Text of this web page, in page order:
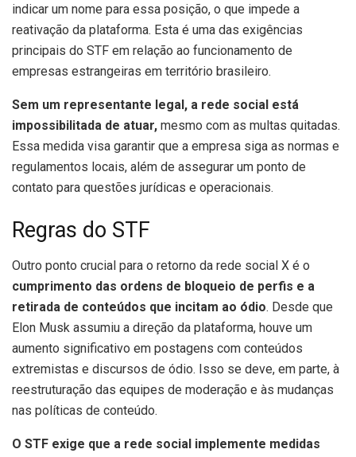
indicar um nome para essa posição, o que impede a
reativação da plataforma. Esta é uma das exigências
principais do STF em relação ao funcionamento de
empresas estrangeiras em território brasileiro.
Sem um representante legal, a rede social está
impossibilitada de atuar, mesmo com as multas quitadas.
Essa medida visa garantir que a empresa siga as normas e
regulamentos locais, além de assegurar um ponto de
contato para questões jurídicas e operacionais.
Regras do STF
Outro ponto crucial para o retorno da rede social X é o
cumprimento das ordens de bloqueio de perfis e a
retirada de conteúdos que incitam ao ódio. Desde que
Elon Musk assumiu a direção da plataforma, houve um
aumento significativo em postagens com conteúdos
extremistas e discursos de ódio. Isso se deve, em parte, à
reestruturação das equipes de moderação e às mudanças
nas políticas de conteúdo.
O STF exige que a rede social implemente medidas